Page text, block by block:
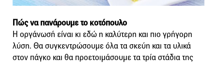
Πώς να πανάρουμε το κοτόπουλο
Η οργάνωσή είναι κι εδώ η καλύτερη και πιο γρήγορη
λύση. Θα συγκεντρώσουμε όλα τα σκεύη και τα υλικά
στον πάγκο και θα προετοιμάσουμε τα τρία στάδια της